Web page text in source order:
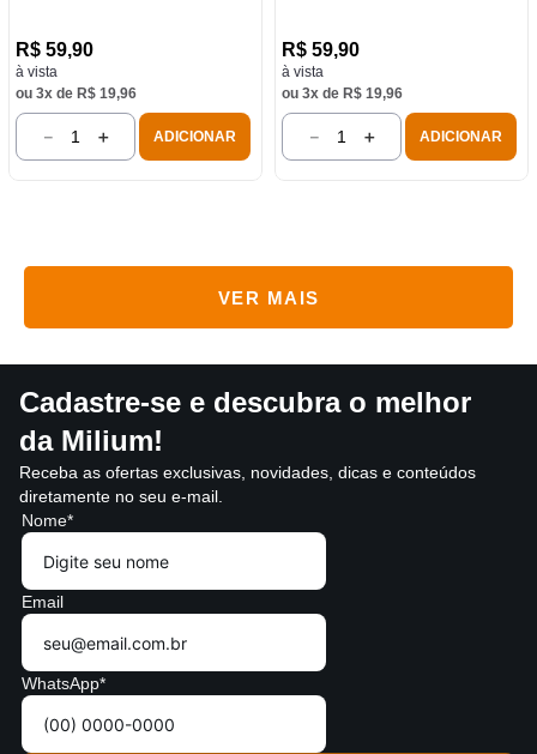
R$ 59,90
à vista
ou 3x de R$ 19,96
＋
－ ADICIONAR
R$ 59,90
à vista
ou 3x de R$ 19,96
＋
－ ADICIONAR
Cadastre-se e descubra o melhor
da Milium!
Receba as ofertas exclusivas, novidades, dicas e conteúdos
diretamente no seu e-mail.
Nome*
Email
WhatsApp*